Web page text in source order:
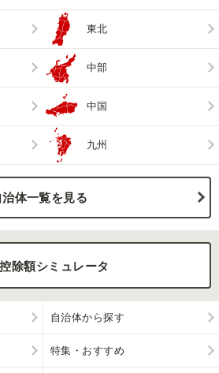
東北
中部
中国
九州
治体一覧を見る
控除額シミュレータ
自治体から探す
特集・おすすめ